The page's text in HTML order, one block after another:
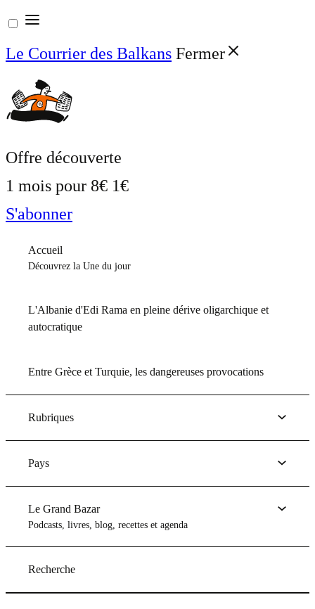
Aller
au
contenu
Le Courrier des Balkans Fermer
Offre découverte
1 mois pour 8€ 1€
S'abonner
Accueil
Découvrez la Une du jour
L'Albanie d'Edi Rama en pleine dérive oligarchique et
autocratique
Entre Grèce et Turquie, les dangereuses provocations
Rubriques
Pays
Le Grand Bazar
Podcasts, livres, blog, recettes et agenda
Recherche